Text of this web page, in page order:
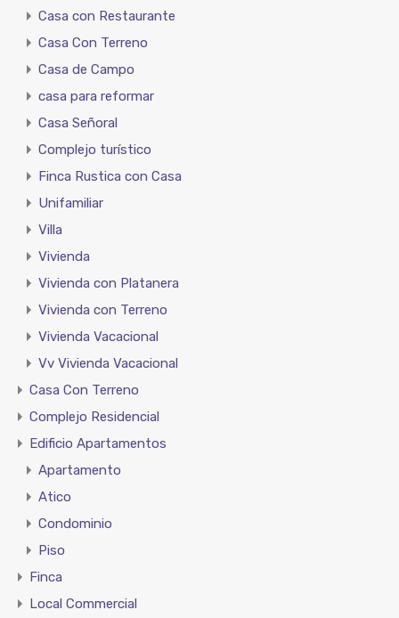
Casa con Restaurante
Casa Con Terreno
Casa de Campo
casa para reformar
Casa Señoral
Complejo turístico
Finca Rustica con Casa
Unifamiliar
Villa
Vivienda
Vivienda con Platanera
Vivienda con Terreno
Vivienda Vacacional
Vv Vivienda Vacacional
Casa Con Terreno
Complejo Residencial
Edificio Apartamentos
Apartamento
Atico
Condominio
Piso
Finca
Local Commercial